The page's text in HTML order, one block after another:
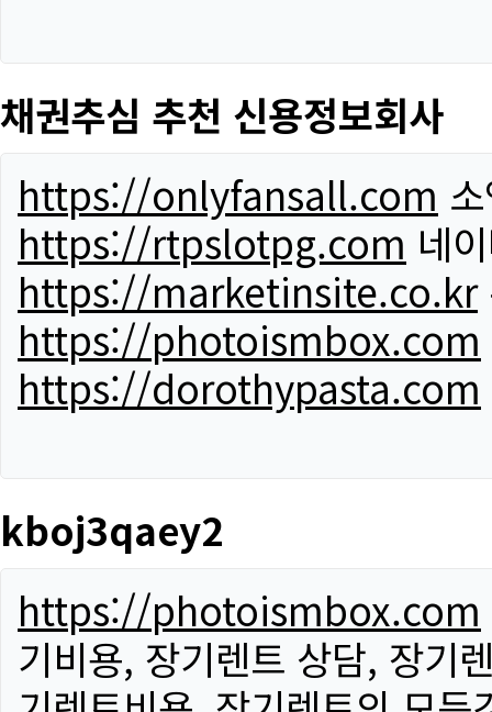
채권추심 추천 신용정보회사
https://onlyfansall.com
https://rtpslotpg.com 네
https://marketinsite.co.kr
https://photoismbox.com
https://dorothypasta.com
kboj3qaey2
https://photoismbox.com
기비용, 장기렌트 상담, 장기